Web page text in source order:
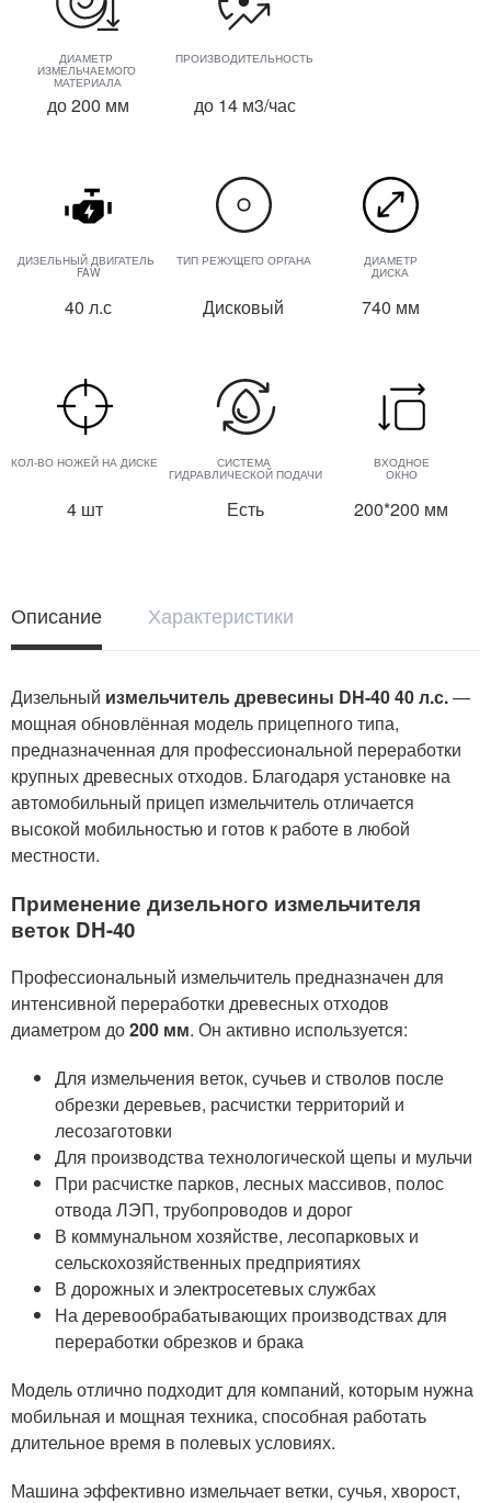
Оформить заказ
ДИАМЕТР
ИЗМЕЛЬЧАЕМОГО
МАТЕРИАЛА
до 200 мм
ПРОИЗВОДИТЕЛЬНОСТЬ
до 14 м3/час
ДИЗЕЛЬНЫЙ ДВИГАТЕЛЬ
FAW
40 л.с
ТИП РЕЖУЩЕГО ОРГАНА
Дисковый
ДИАМЕТР
ДИСКА
740 мм
КОЛ-ВО НОЖЕЙ НА ДИСКЕ
4 шт
СИСТЕМА
ГИДРАВЛИЧЕСКОЙ ПОДАЧИ
Есть
ВХОДНОЕ
ОКНО
200*200 мм
Описание Характеристики
Дизельный измельчитель древесины DH-40 40 л.с.—
мощная обновлённая модель прицепного типа,
предназначенная для профессиональной переработки
крупных древесных отходов. Благодаря установке на
автомобильный прицеп измельчитель отличается
высокой мобильностью и готов к работе в любой
местности.
Применение дизельного измельчителя
веток DH-40
Профессиональный измельчитель предназначен для
интенсивной переработки древесных отходов
диаметром до200 мм. Он активно используется:
Для измельчения веток, сучьев и стволов после
обрезки деревьев, расчистки территорий и
лесозаготовки
Для производства технологической щепы и мульчи
При расчистке парков, лесных массивов, полос
отвода ЛЭП, трубопроводов и дорог
В коммунальном хозяйстве, лесопарковых и
сельскохозяйственных предприятиях
В дорожных и электросетевых службах
На деревообрабатывающих производствах для
переработки обрезков и брака
Модель отлично подходит для компаний, которым нужна
мобильная и мощная техника, способная работать
длительное время в полевых условиях.
Машина эффективно измельчает ветки, сучья, хворост,